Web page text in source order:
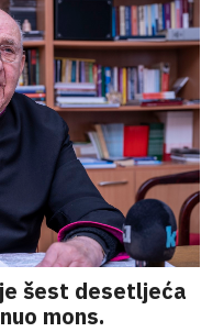
šest desetljeća
mons.